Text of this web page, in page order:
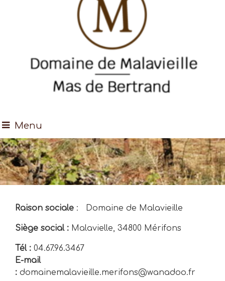
Menu
Raison sociale : Domaine de Malavieille
Siège social : Malavielle, 34800 Mérifons
Tél : 04.67.96.3467
E-mail
: domainemalavieille.merifons@wanadoo.fr